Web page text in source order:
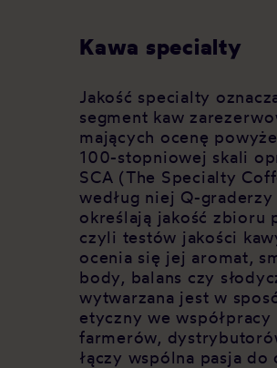
Kawa specialty
Jakość specialty
segment kaw
mających ocenę
100-stopniowej skali
SCA (The Specialty
według niej Q-graderzy
określają jakość zbioru
czyli testów jakości
ocenia się jej aromat,
body, balans czy
wytwarzana jest w
etyczny we
farmerów,
łączy wspólna pasja